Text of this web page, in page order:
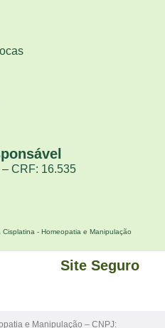
CRF: 16.535
- Homeopatia e Manipulação
Site Seguro
e Manipulação – CNPJ: